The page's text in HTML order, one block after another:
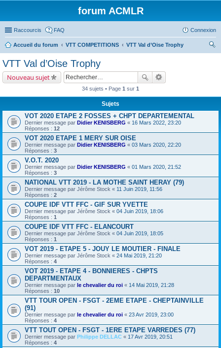
forum ACMLR
Raccourcis FAQ Connexion
Accueil du forum VTT COMPETITIONS
VTT Val d’Oise Trophy
VTT Val d’Oise Trophy
Nouveau sujet
34 sujets • Page 1 sur 1
Sujets
VOT 2020 ETAPE 2 FOSSES + CHPT DEPARTEMENTAL
Dernier message par Didier KENISBERG « 16 Mars 2022, 23:20
Réponses : 12
VOT 2020 ETAPE 1 MERY SUR OISE
Dernier message par Didier KENISBERG « 03 Mars 2020, 22:20
Réponses : 3
V.O.T. 2020
Dernier message par Didier KENISBERG « 01 Mars 2020, 21:52
Réponses : 3
NATIONAL VTT 2019 - LA MOTHE SAINT HERAY (79)
Dernier message par Jérôme Stock « 11 Juin 2019, 11:56
Réponses : 2
COUPE IDF VTT FFC - GIF SUR YVETTE
Dernier message par Jérôme Stock « 04 Juin 2019, 18:06
Réponses : 1
COUPE IDF VTT FFC - ELANCOURT
Dernier message par Jérôme Stock « 04 Juin 2019, 18:05
Réponses : 1
VOT 2019 - ETAPE 5 - JOUY LE MOUTIER - FINALE
Dernier message par Jérôme Stock « 24 Mai 2019, 21:20
Réponses : 4
VOT 2019 - ETAPE 4 - BONNIERES - CHPTS
DEPARTMENTAUX
Dernier message par le chevalier du roi « 14 Mai 2019, 21:28
Réponses : 10
VTT TOUR OPEN - FSGT - 2EME ETAPE - CHEPTAINVILLE
(91)
Dernier message par le chevalier du roi « 23 Avr 2019, 23:00
Réponses : 4
VTT TOUT OPEN - FSGT - 1ERE ETAPE VARREDES (77)
Dernier message par Philippe DELLAC « 17 Avr 2019, 20:51
Réponses : 4